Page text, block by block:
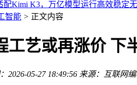
成猪胆囊切除 医疗高价值应用迈出
突破大气瓶颈，实现天地数据畅联？
盘NX1系列，支持DLC液冷且性能
入机器人手机
迎来首秀
作非遗剧《桃花潭记》，AIGC剧集
智能 > 正文内容
工艺或再涨价 下
2026-05-27 18:49:56 来源：互联网